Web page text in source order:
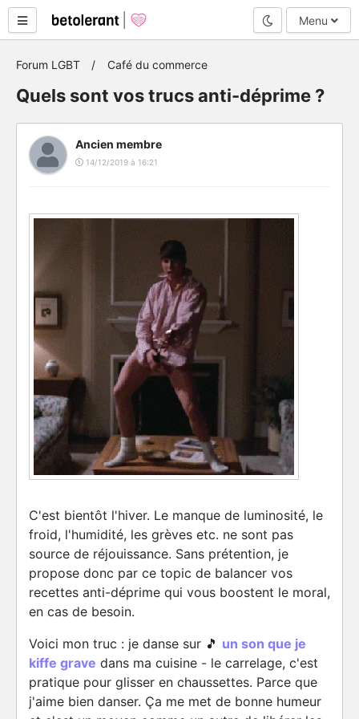
Mode nuit
Menu
Forum LGBT Café du commerce
Quels sont vos trucs anti-déprime ?
Ancien membre
14/12/2019 à 16:21
C'est bientôt l'hiver. Le manque de luminosité, le
froid, l'humidité, les grèves etc. ne sont pas
source de réjouissance. Sans prétention, je
propose donc par ce topic de balancer vos
recettes anti-déprime qui vous boostent le moral,
en cas de besoin.
Voici mon truc : je danse sur 🎵 un son que je
kiffe grave dans ma cuisine - le carrelage, c'est
pratique pour glisser en chaussettes. Parce que
j'aime bien danser. Ça me met de bonne humeur